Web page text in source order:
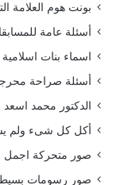
بونت هوم العلامة
أسئلة عامة للمسابقات
اسماء بنات
أسئلة صراحة محرجة
الدكتور محمد
أكل كل شىء ولم
صور متحركة اجمل
صور رسومات بسيطه